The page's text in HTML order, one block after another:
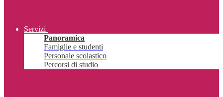
Servizi
Panoramica
Famiglie e studenti
Personale scolastico
Percorsi di studio